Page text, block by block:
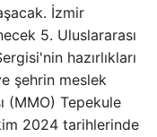
İzmir
5. Uluslararası
hazırlıkları
şehrin meslek
(MMO) Tepekule
2024 tarihlerinde